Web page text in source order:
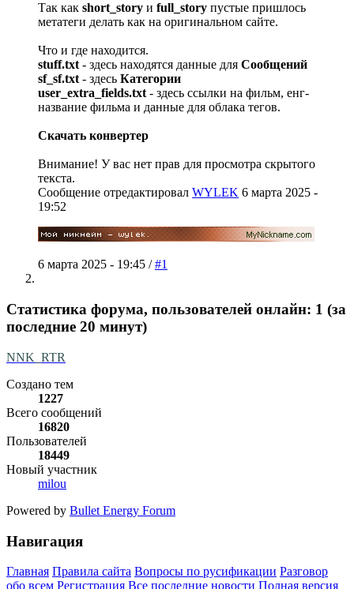
Так как short_story и full_story пустые пришлось
метатеги делать как на оригинальном сайте.
Что и где находится.
stuff.txt- здесь находятся данные для Сообщений
sf_sf.txt- здесь Категории
user_extra_fields.txt- здесь ссылки на фильм, енг-
название фильма и данные для облака тегов.
Скачать конвертер
Внимание! У вас нет прав для просмотра скрытого
текста.
Сообщение отредактировал WYLEK 6 марта 2025 -
19:52
6 марта 2025 - 19:45 /#1
Статистика форума, пользователей онлайн: 1 (за
последние 20 минут)
NNK_RTR
Создано тем
1227
Всего сообщений
16820
Пользователей
18449
Новый участник
milou
Powered by Bullet Energy Forum
Навигация
Главная Правила сайта Вопросы по русификации Разговор
обо всем Регистрация Все последние новости Полная версия